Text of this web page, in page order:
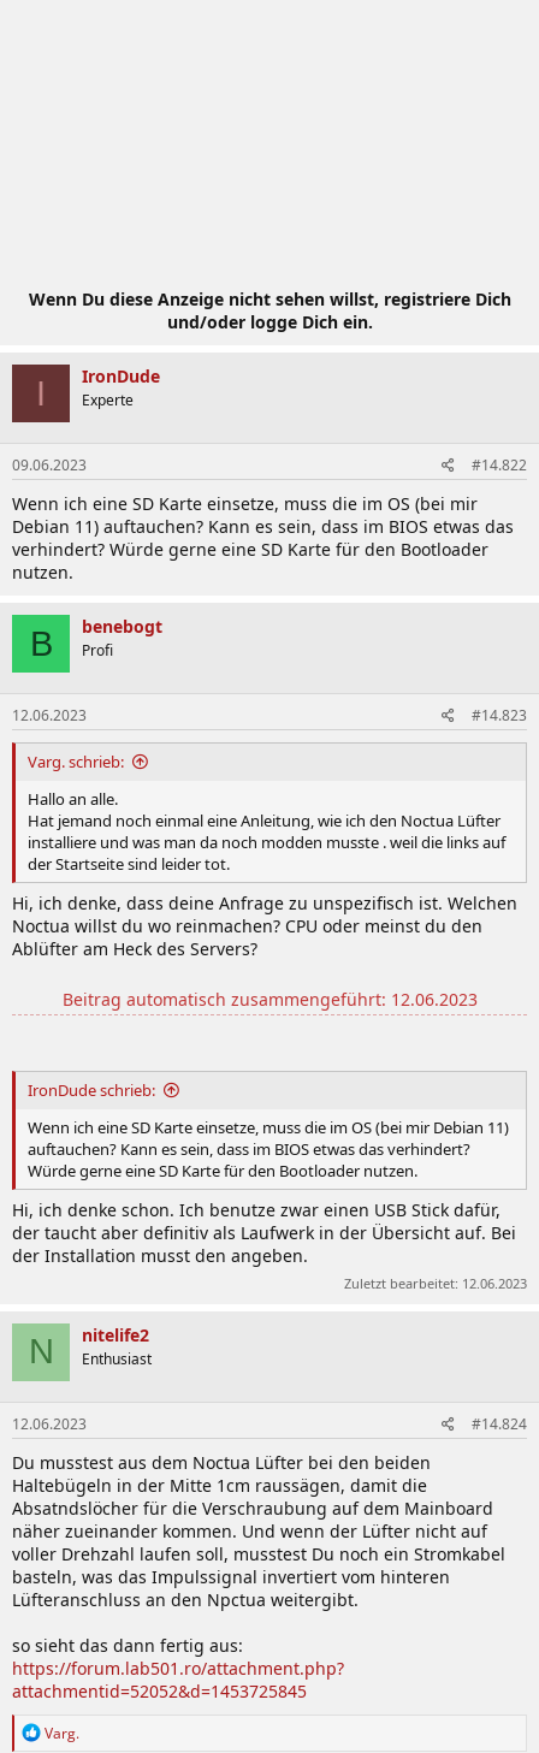
Wenn Du diese Anzeige nicht sehen willst, registriere Dich
und/oder logge Dich ein.
I IronDude
Experte
09.06.2023 #14.822
Wenn ich eine SD Karte einsetze, muss die im OS (bei mir
Debian 11) auftauchen? Kann es sein, dass im BIOS etwas das
verhindert? Würde gerne eine SD Karte für den Bootloader
nutzen.
B benebogt
Profi
12.06.2023 #14.823
Varg. schrieb:
Hallo an alle.
Hat jemand noch einmal eine Anleitung, wie ich den Noctua Lüfter
installiere und was man da noch modden musste . weil die links auf
der Startseite sind leider tot.
Hi, ich denke, dass deine Anfrage zu unspezifisch ist. Welchen
Noctua willst du wo reinmachen? CPU oder meinst du den
Ablüfter am Heck des Servers?
Beitrag automatisch zusammengeführt: 12.06.2023
IronDude schrieb:
Wenn ich eine SD Karte einsetze, muss die im OS (bei mir Debian 11)
auftauchen? Kann es sein, dass im BIOS etwas das verhindert?
Würde gerne eine SD Karte für den Bootloader nutzen.
Hi, ich denke schon. Ich benutze zwar einen USB Stick dafür,
der taucht aber definitiv als Laufwerk in der Übersicht auf. Bei
der Installation musst den angeben.
Zuletzt bearbeitet: 12.06.2023
N nitelife2
Enthusiast
12.06.2023 #14.824
Du musstest aus dem Noctua Lüfter bei den beiden
Haltebügeln in der Mitte 1cm raussägen, damit die
Absatndslöcher für die Verschraubung auf dem Mainboard
näher zueinander kommen. Und wenn der Lüfter nicht auf
voller Drehzahl laufen soll, musstest Du noch ein Stromkabel
basteln, was das Impulssignal invertiert vom hinteren
Lüfteranschluss an den Npctua weitergibt.
so sieht das dann fertig aus:
https://forum.lab501.ro/attachment.php?
attachmentid=52052&d=1453725845
R
Varg.